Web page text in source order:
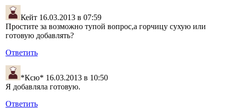
Кейт 16.03.2013 в 07:59
Простите за возможно тупой вопрос,а горчицу сухую или
готовую добавлять?
Ответить
*Ксю* 16.03.2013 в 10:50
Я добавляла готовую.
Ответить